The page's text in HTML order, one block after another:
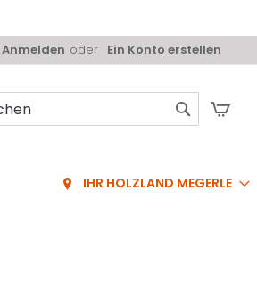
Anmelden Ein Konto erstellen
IHR HOLZLAND MEGERLE